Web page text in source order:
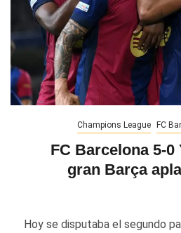
Champions League FC
FC Barcelona 5-
gran Barça
Hoy se disputaba el segundo